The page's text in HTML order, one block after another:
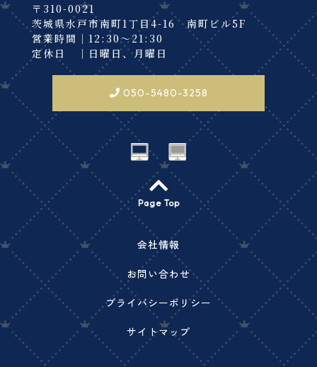
〒310-0021
茨城県水戸市南町1丁目4-16 南町ビル5F
営業時間｜12:30～21:30
定休日 ｜日曜日、月曜日
050-5480-3258
Page Top
会社情報
お問い合わせ
プライバシーポリシー
サイトマップ